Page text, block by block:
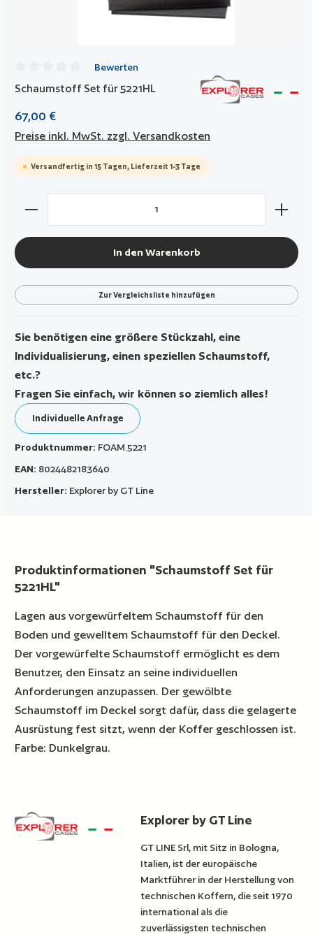
Durchschnittliche Bewertung von 0 von 5 Sternen
Bewerten
Schaumstoff Set für 5221HL
67,00 €
Preise inkl. MwSt. zzgl. Versandkosten
Versandfertig in 15 Tagen, Lieferzeit 1-3 Tage
Produkt Anzahl: Gib den gewünschten Wert ein oder
In den Warenkorb
Zur Vergleichsliste hinzufügen
Sie benötigen eine größere Stückzahl, eine
Individualisierung, einen speziellen Schaumstoff,
etc.?
Fragen Sie einfach, wir können so ziemlich alles!
Individuelle Anfrage
Produktnummer: FOAM.5221
EAN: 8024482183640
Hersteller: Explorer by GT Line
Produktinformationen "Schaumstoff Set für
5221HL"
Lagen aus vorgewürfeltem Schaumstoff für den
Boden und gewelltem Schaumstoff für den Deckel.
Der vorgewürfelte Schaumstoff ermöglicht es dem
Benutzer, den Einsatz an seine individuellen
Anforderungen anzupassen. Der gewölbte
Schaumstoff im Deckel sorgt dafür, dass die gelagerte
Ausrüstung fest sitzt, wenn der Koffer geschlossen ist.
Farbe: Dunkelgrau.
Explorer by GT Line
GT LINE Srl, mit Sitz in Bologna,
Italien, ist der europäische
Marktführer in der Herstellung von
technischen Koffern, die seit 1970
international als die
zuverlässigsten technischen